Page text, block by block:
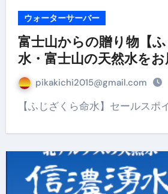
ウォーターサーバー
富士山からの贈り物【
水・富士山の天然水をお
pikakichi2015@gmail.com
【ふじざくら命水】セールス